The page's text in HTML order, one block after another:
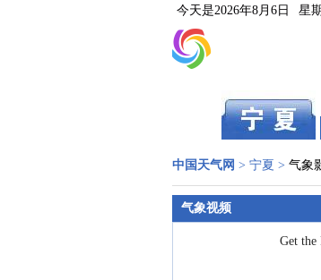
今天是2026年8月6日 星
中国天气网 > 宁夏 > 气象
气象视频
Get the